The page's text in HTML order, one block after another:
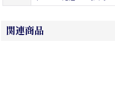
関連商品